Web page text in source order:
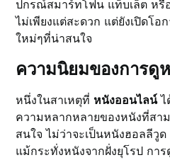
ปกรณ์สมาร์ทโฟน แท็บเล็ต หรื
ไม่เพียงแต่สะดวก แต่ยังเปิดโอ
ใหม่ๆที่น่าสนใจ
ความนิยมของการดู
หนึ่งในสาเหตุที่ หนังออนไลน์ไ
ความหลากหลายของหนังที่สา
สนใจ ไม่ว่าจะเป็นหนังฮอลลีวู
แม้กระทั่งหนังจากฝั่งยุโรป กา